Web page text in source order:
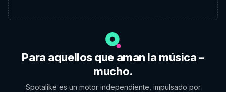
Para aquellos que aman la música –
mucho.
Spotalike es un motor independiente, impulsado por